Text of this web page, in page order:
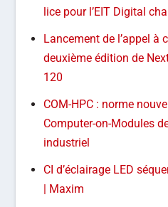
lice pour l’EIT Digital
Lancement de l’appel à
deuxième édition de
120
COM-HPC : norme
Computer-on-Modules
industriel
CI d’éclairage LED
| Maxim